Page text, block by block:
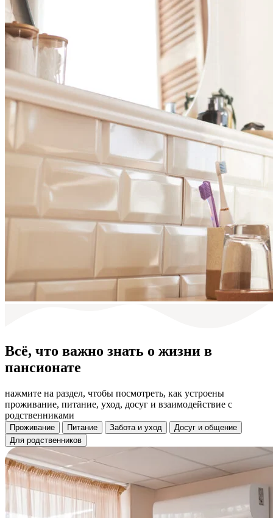
Всё, что важно знать о жизни в
пансионате
нажмите на раздел, чтобы посмотреть, как устроены
проживание, питание, уход, досуг и взаимодействие с
родственниками
Проживание Питание Забота и уход
Досуг и общение
Для родственников